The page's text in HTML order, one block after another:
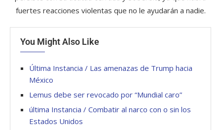
fuertes reacciones violentas que no le ayudarán a nadie.
You Might Also Like
Última Instancia / Las amenazas de Trump hacia
México
Lemus debe ser revocado por “Mundial caro”
última Instancia / Combatir al narco con o sin los
Estados Unidos